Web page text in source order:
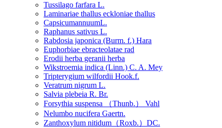
Tussilago farfara L.
Laminariae thallus eckloniae thallus
CapsicumannuumL.
Raphanus sativus L.
Rabdosia japonica (Burm. f.) Hara
Euphorbiae ebracteolatae rad
Erodii herba geranii herba
Wikstroemia indica (Linn.) C. A. Mey
Tripterygium wilfordii Hook.f.
Veratrum nigrum L.
Salvia plebeia R. Br.
Forsythia suspensa （Thunb.） Vahl
Nelumbo nucifera Gaertn.
Zanthoxylum nitidum（Roxb.）DC.